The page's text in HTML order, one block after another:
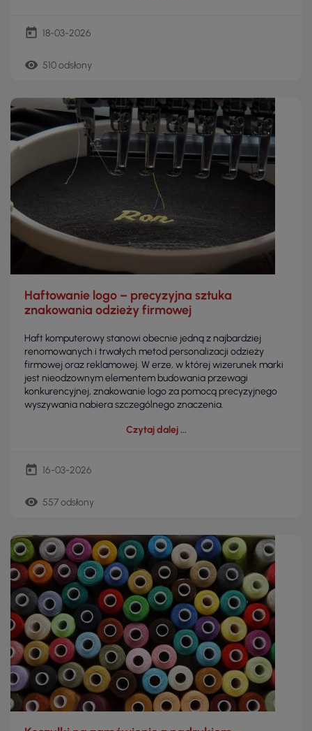
today 18-03-2026
remove_red_eye 510 odsłony
Haftowanie logo – precyzyjna sztuka
znakowania odzieży firmowej
Haft komputerowy stanowi obecnie jedną z najbardziej
renomowanych i trwałych metod personalizacji odzieży
firmowej oraz reklamowej. W erze, w której wizerunek marki
jest nieodzownym elementem budowania przewagi
konkurencyjnej, znakowanie logo za pomocą precyzyjnego
wyszywania nabiera szczególnego znaczenia.
Czytaj dalej
today 16-03-2026
remove_red_eye 557 odsłony